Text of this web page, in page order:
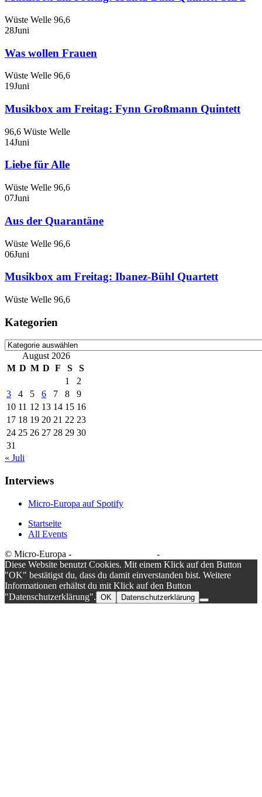
Wüste Welle 96,6
28Juni
Was wollen Frauen
Wüste Welle 96,6
19Juni
Musikbox am Freitag: Fynn Großmann Quintett
96,6 Wüste Welle
14Juni
Liebe für Alle
Wüste Welle 96,6
07Juni
Aus der Quarantäne
Wüste Welle 96,6
06Juni
Musikbox am Freitag: Ibanez-Bühl Quartett
Wüste Welle 96,6
Kategorien
Kategorien
August 2026
M D M D F S
S
1
2
3
4 5 6 7 8
9
10 11 12 13 14 15 16
17 18 19 20 21 22 23
24 25 26 27 28 29 30
31
« Juli
Interviews
Micro-Europa auf Spotify
Startseite
All Events
© Micro-Europa -
-
Diese Website benutzt Cookies. Mit einem Klick auf den Button
"OK" bestätigst du, dass du damit einverstanden bist. Weitere
Informationen erhältst du mit Klick auf den Button
"Datenschutzerklärung". OK Datenschutzerklärung